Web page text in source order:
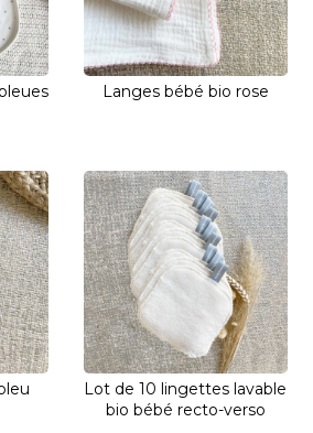
Langes bébé bio rose
Lot de 10 lingettes lavable
bio bébé recto-verso